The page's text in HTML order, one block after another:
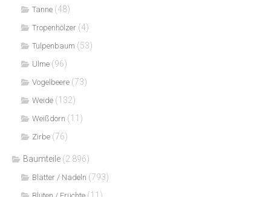
Tanne (48)
Tropenhölzer (4)
Tulpenbaum (53)
Ulme (96)
Vogelbeere (73)
Weide (132)
Weißdorn (11)
Zirbe (76)
Baumteile (2.896)
Blätter / Nadeln (793)